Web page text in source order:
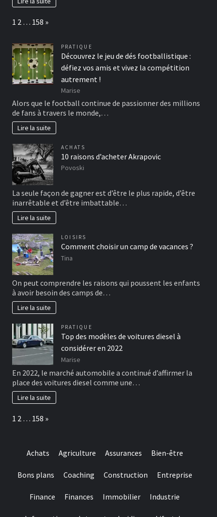
Page:
1 2 … 158 Next
»
PRATIQUE
Découvrez le jeu de dés footballistique :
défiez vos amis et vivez la compétition
autrement !
Marise
Alors que le football continue de passionner des millions
de fans à travers le monde,…
Lire la suite
ACHATS
10 raisons d’acheter Akrapovic
Povoski
La seule façon de gagner est d’être le plus rapide, d’être
inarrêtable et d’être imbattable…
Lire la suite
LOISIRS
Comment choisir un camp de vacances ?
Tina
On peut comprendre les raisons qui poussent les enfants
à avoir besoin des camps de…
Lire la suite
PRATIQUE
Top des modèles de voitures diesel à
considérer en 2022
Marise
En 2022, le marché automobile a continué d’affirmer la
place des voitures diesel comme une…
Lire la suite
Page:
1 2 … 158 Next
»
Achats Agriculture Assurances Bien-être
Bons plans Coaching Construction Entreprise
Finance Finances Immobilier Industrie